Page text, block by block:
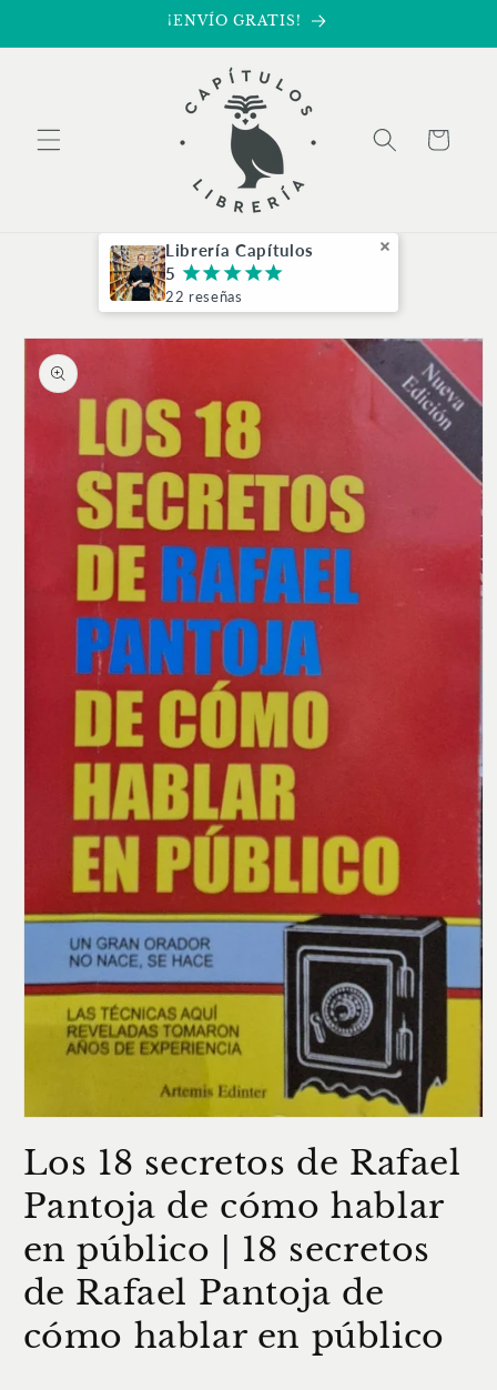
al contenido
¡ENVÍO GRATIS!
Carrito
Librería Capítulos
5 ¡¡¡¡¡
22 reseñas
directamente
a la
información
del producto
multimedia
1
en
una
modal
Los 18 secretos de Rafael
Pantoja de cómo hablar
en público | 18 secretos
de Rafael Pantoja de
cómo hablar en público